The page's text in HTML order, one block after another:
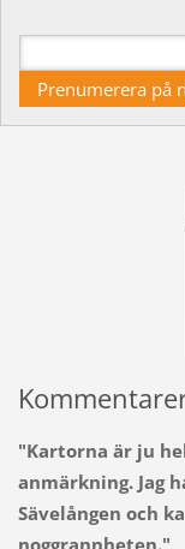
"Kartorna är ju
anmärkning. Jag
Sävelången och
noggrannheten."